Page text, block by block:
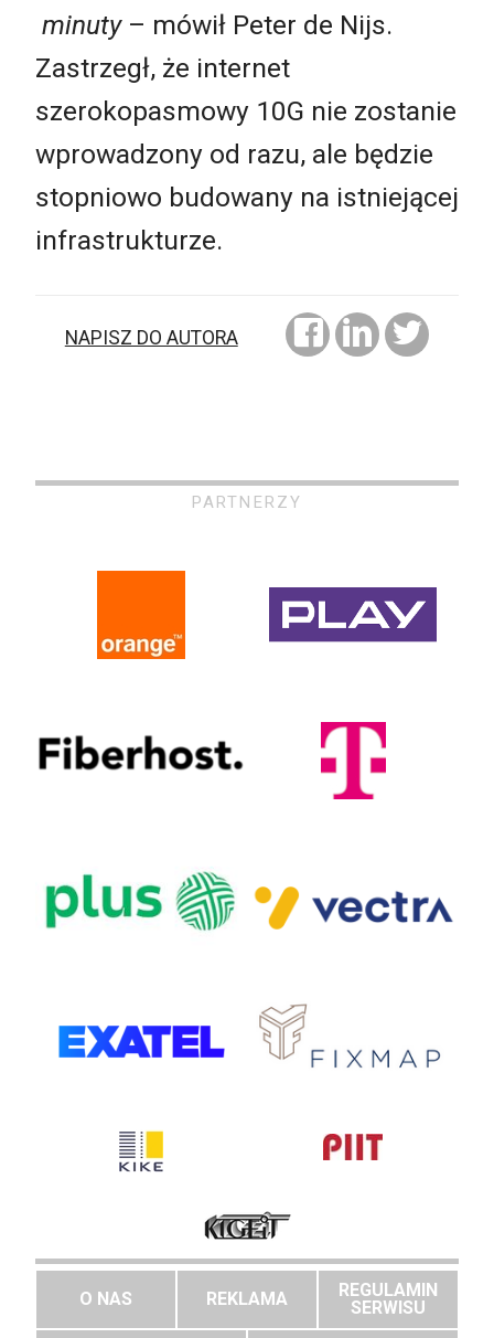
minuty– mówił Peter de Nijs.
Zastrzegł, że internet
szerokopasmowy 10G nie zostanie
wprowadzony od razu, ale będzie
stopniowo budowany na istniejącej
infrastrukturze.
NAPISZ DO AUTORA
PARTNERZY
O NAS REKLAMA
REGULAMIN
SERWISU